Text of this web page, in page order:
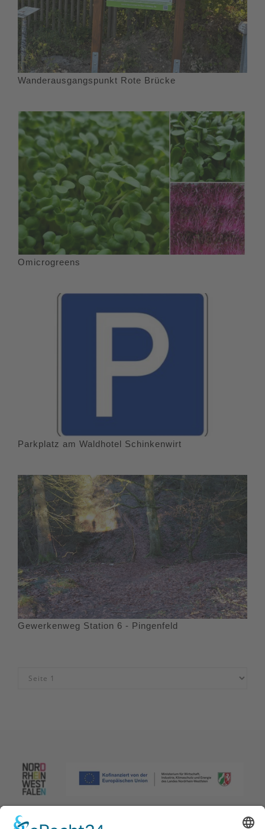
Wanderausgangspunkt Rote Brücke
Omicrogreens
Parkplatz am Waldhotel Schinkenwirt
Gewerkenweg Station 6 - Pingenfeld